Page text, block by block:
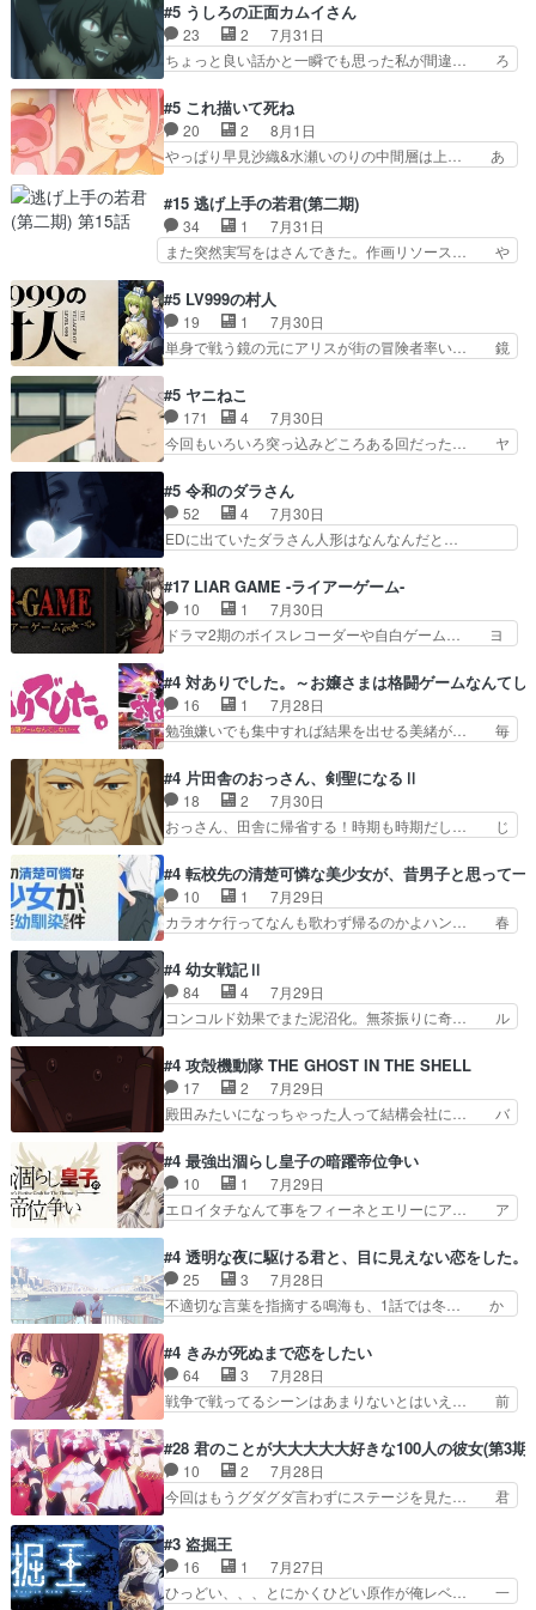
け？と思ったら歌唱シーン… の、らいぶシーン
＿!!­­--­­--­… それだけでええやん！！しかし、ビオラ
が仕…
の鬼夜叉と田楽の増次郎。小さないざこ… 着眼点
は良くとも、先鋭的すぎるのか。芸能… 鬼夜叉は
石也と共に観世座をあとにし、三条… 観世座を離
れ、三条坊門御所で日々を送る鬼… 「お前(鬼夜
子舞勝負。鬼夜叉は猫の動き… 登場人物の我が強
い。新しい獅子舞に拘って… 第５話を
primevideoで視聴しまし…
#5 うしろの正面カムイさん
23 2
7月31日
ちょっと良い話かと一瞬でも思った私が間違… ろ
も1日お疲れ様でした～───昨晩～今… 幼女に拾
われたお市ちゃんの恩返し。化け猫… 役にて出演
させていただきました。ジョアン… トイ・ストー
リーみたいな始まり。流石に除… 猫相手になんで
し良い話化け猫は油が好物… 今回はあかやし1体
のみで15分。金持ちの… 今更だけど霊が性行為
で祓えることは何とな…
#5 これ描いて死ね
20 2
8月1日
やっぱり早見沙織&水瀬いのりの中間層は上… あ
人物が増えてわいわいしたところが好き… 初コミ
ティアで２０冊刷りは妥当だよね。俺… 藤森さん
のママ向けの漫画で、また涙腺が⋯… 〜漫画に
「想い」をこめよう｣娘に漫画であ… 何回この作
てコミティアっていいなあ。同… コミティア参加
のしおりを徹夜で作る先生(… お母さん、娘にあ
んな漫画描かれたら泣いち…
#15 逃げ上手の若君(第二期)
34 1
7月31日
また突然実写をはさんできた。作画リソース… や
歳まで童貞だと魔法使いになれるという… こっち
の諏訪の三大将もまたクセが強いw色… 頼重が完
全にブレーンだよね毎回敵キャラが… 弧次郎「欲
を我慢して強くなれるなら大飯食… 変化球な演出
ていただきました！最終的に… この高らかなDT
宣言、合田一人に通じるも… この作品は近年稀に
見るおっさんキャラの充…
#5 LV999の村人
19 1
7月30日
単身で戦う鏡の元にアリスが街の冒険者率い… 鏡
なががんばってくれたアリスの父ちゃん… 成長限
界が999である村人と定めた上位存… 大規模バト
ルシーンなのに会話してばっかり… やっぱり勇者
より強かったか笑統率力LV9… 普通の人間の親子
組みか‥Lv200帯の… そのために役割を超越する
者の出現させるた… アリスのお陰で他の勇者達も
共闘してくれ魔…
#5 ヤニねこ
171 4
7月30日
今回もいろいろ突っ込みどころある回だった… ヤ
ちゃんの恋愛話をしたり、タバコを生産… ここう
っすら思ったことズバリ言ってくれて… おかし
い、さわやかだ 世話好きの陰に支配… ヤクねこ
のクワガタ取りの話見て切なくなっ… 普段は選別
れww唐突な作画力の正… なんか今日はかなり一
瞬で終わっちまったっ… 先週と比べてまだまとも
に見えた。4話は過…
#5 令和のダラさん
52 4
7月30日
EDに出ていたダラさん人形はなんなんだと…
惨な過去がきっちり現代に継承されている… ダラ
さんと姉弟の母との出会いの話やはりダ… ダラさ
んの過去話も佳境…げに恐ろしいは人… 第５話感
想：２人の過剰な貢ぎ物?の礼とし… 第５話感
系列が4話と入れ替わってるのね… こんなデカイ
のどうやって運ぶんだよ！？姉… ダラさん、人型
形態にもなれるんか!?w髪…
#17 LIAR GAME -ライアーゲーム-
10 1
7月30日
ドラマ2期のボイスレコーダーや自白ゲーム… ヨ
国の奴らも馬鹿が多いが、夜の国も同じ… ご視聴
ありがとうございました来週もよろし… 握った◯
治郎（中の人的に）仲間であるプレ… ヨコヤの頭
の回転の速さと人間の心理を利用… 夜の国のヨコ
で夜の国の独裁支配を強化、… やはりヨコヤいい
ですね。昼の国が勝てる流… 役で出演いたしまし
た。次回も緊張が止まり…
#4 対ありでした。～お嬢さまは格闘ゲームなんてし
16 1
7月28日
勉強嫌いでも集中すれば結果を出せる美緒が… 毎
なゲームも相手が強すぎるとやる気無く… テー
マ：テスト勉強と大会感想は、美緒がテ… すげー
ーーーーーーーー良い……。女性声優… 深夜の格
ゲー対戦よりテストの方がよっぽど… 真剣に授業
ストに向けて勉強会！美緒ちゃ… 受験勉強と戦闘
の2択なら戦闘を選ぶ娘w美… 勉強嫌いでバトル
を選ぶって、ひぐらしの沙…
#4 片田舎のおっさん、剣聖になるⅡ
18 2
7月30日
おっさん、田舎に帰省する！時期も時期だし… じ
れない爺さんには夢が詰まってると思う… クル
ニ、ヘンブリッツ、ミュイと一緒におっ… 帰省、
お供ヒロインはクルニ。順番的には確… 父親から
手紙が来た。サーベルボアの退治の… ここでヘン
家に帰ることに・ベリルはミュ… おっさんの親と
なるとお爺ちゃんだよね孫扱… ・ベリル、実家に
帰ることに・ベリルはミュ…
#4 転校先の清楚可憐な美少女が、昔男子と思って一
10 1
7月29日
カラオケ行ってなんも歌わず帰るのかよハン… 春
やらあの女優さんが春希のお母さんのよ… 春希ち
ゃん姫ちゃんに野菜の子も凄え可愛い… 隼人くん
のスマホを買いに行ってたけど完全… 第４話を
U-NEXTで視聴しました。視聴… スマホを買うた
見始めてたけどなんだかん… いきなりシリアス展
開ぶち込んでくるじゃん… 春希の家庭事情は複
雑。食事とか隼人が親身…
#4 幼女戦記Ⅱ
84 4
7月29日
コンコルド効果でまた泥沼化。無茶振りに奇… ル
グを更新しました!!宜しければ、是非… 計画通り
にはいかないね笑やり遂げた(ほぼ… 今回もター
ニャに不都合なことがあったりし… 白髪の男性が
語った家族を失った喪無感が、… 連邦に対して有
油を注ぐターニャの勝利軍… 犠牲を払っても良い
ならお前たちが前線へ行… 戦闘がアッサリし過ぎ
じゃない？戦争がメイ…
#4 攻殻機動隊 THE GHOST IN THE SHELL
17 2
7月29日
殿田みたいになっちゃった人って結構会社に… バ
見た目もうただのロボでしかないんだよ… 俺らの
汗拭きそりゃいやだろwwバトー＆ト… イノセン
スの元となった回だけど、ガイノイ… アダム・リ
ンクやジェイムスン(教授)型サ… アンドロイドも
センスの土台になったエピ… コミカルなのにも慣
れてきました。１話でし… ロボットの反乱は今と
なっては良くある話し…
#4 最強出涸らし皇子の暗躍帝位争い
10 1
7月29日
エロイタチなんて事をフィーネとエリーにア… ア
スターを呼ぶ笛？黒幕は狩猟祭とは関係… 平凡な
少女に見える眼鏡w眼鏡属性は持ち合… 神アニ
メ、ケテーイ！「騎士狩猟祭、前夜の… フィーネ
がアルノルトに活躍してもらいたが… 第４話を
とフィーネの２度目のデート出… マジできな臭い
ぞ帝位争い。姉からの刺客を… ふぃーねと町の様
子を見に行ったら町中で窃…
#4 透明な夜に駆ける君と、目に見えない恋をした。
25 3
7月28日
不適切な言葉を指摘する鳴海も、1話では冬… か
接していいのかわからず戸惑うかけるも… 盲目だ
と相手の表情も分からないからどう思… 今期のバ
ックナンバーみたいなOPアニメ。… 初デートで
冬月を笑わせようとする姿も冬月… 特に大きな事
を笑わせようとする姿も冬月… 3話までは主人公
がどうでもいいことでずっ… 花火購入に浅草へ…
行き当たりばったり訪問…
#4 きみが死ぬまで恋をしたい
64 3
7月28日
戦争で戦ってるシーンはあまりないとはいえ… 前
の存在で揺らぐ14クラス約束された死… ミミの
秘密をあっさり受け入れたのは拍子抜… 蘇生魔法
って下衆い国なら進退窮まったら手… 蘇生魔法ヤ
バイけどミミいなかったら詰んで… アニメオタク
うございました！アリとセイ… ごめん、そういう
話がしたい作品じゃないの… 第４話感想：その口
止め効果あるかな？ミミ…
#28 君のことが大大大大大好きな100人の彼女(第3期)
10 2
7月28日
今回はもうグダグダ言わずにステージを見た… 君
カノ版ラブライブ！？こういうのは人… 俺、みん
なのレッスン動画をDVDが焼きき… アナウンス
役で出演いたしましたみんなのア… 恋太郎ファミ
リーがガチでアイドルに挑戦！… ギャグギャグし
#3 盗掘王
16 1
7月27日
ひっどい、、、とにかくひどい原作が俺レベ… 一